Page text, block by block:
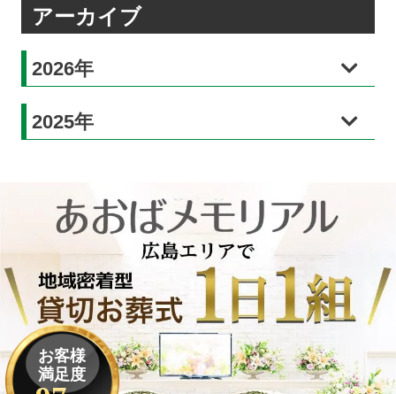
アーカイブ
2026年
2025年
お客様
満足度